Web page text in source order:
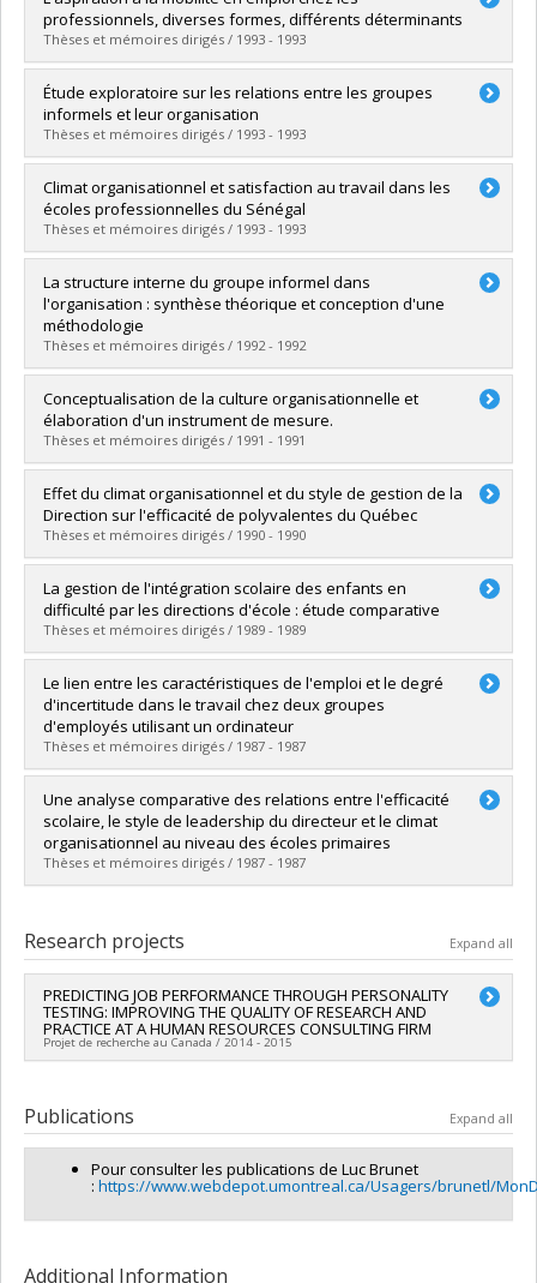
Cycle :Doctoral
Grade :Ph. D.
Lien vers le document dans Papyrus
professionnels, diverses formes, différents déterminants
Thèses et mémoires dirigés / 1993 - 1993
Graduate :Durand, Claire
Cycle :Doctoral
Grade :Ph. D.
Lien vers le document dans Papyrus
Étude exploratoire sur les relations entre les groupes
informels et leur organisation
Thèses et mémoires dirigés / 1993 - 1993
Graduate :Spenard, Andrée
Cycle : Master's
Grade :M. Ps.
Lien vers le document dans Papyrus
Climat organisationnel et satisfaction au travail dans les
écoles professionnelles du Sénégal
Thèses et mémoires dirigés / 1993 - 1993
Graduate : Ndecki, Prosper A.
Cycle :Doctoral
Grade :Ph. D.
Lien vers le document dans Papyrus
La structure interne du groupe informel dans
l'organisation : synthèse théorique et conception d'une
méthodologie
Thèses et mémoires dirigés / 1992 - 1992
Graduate :Laroche, Roger
Cycle :Master's
Grade :M. Ps.
Lien vers le document dans Papyrus
Conceptualisation de la culture organisationnelle et
élaboration d'un instrument de mesure.
Thèses et mémoires dirigés / 1991 - 1991
Graduate :Chagnon, Yves
Cycle :Doctoral
Grade :Ph. D.
Lien vers le document dans Papyrus
Effet du climat organisationnel et du style de gestion de la
Direction sur l'efficacité de polyvalentes du Québec
Thèses et mémoires dirigés / 1990 - 1990
Graduate :Corriveau, Lise
Cycle :Doctoral
Grade :Ph. D.
Lien vers le document dans Papyrus
La gestion de l'intégration scolaire des enfants en
difficulté par les directions d'école : étude comparative
Thèses et mémoires dirigés / 1989 - 1989
Graduate :Parent, Ghyslain
Cycle :Doctoral
Grade :Ph. D.
Lien vers le document dans Papyrus
Le lien entre les caractéristiques de l'emploi et le degré
d'incertitude dans le travail chez deux groupes
d'employés utilisant un ordinateur
Thèses et mémoires dirigés / 1987 - 1987
Graduate :Bérard, Jocelyn
Cycle :Master's
Grade :M. Sc.
Lien vers le document dans Papyrus
Une analyse comparative des relations entre l'efficacité
scolaire, le style de leadership du directeur et le climat
organisationnel au niveau des écoles primaires
Thèses et mémoires dirigés / 1987 - 1987
Cycle :Doctoral
Grade :Ph. D.
Lien vers le document dans Papyrus
Research projects Expand all
PREDICTING JOB PERFORMANCE THROUGH PERSONALITY
TESTING: IMPROVING THE QUALITY OF RESEARCH AND
PRACTICE AT A HUMAN RESOURCES CONSULTING FIRM
Projet de recherche au Canada / 2014 - 2015
Funding sources:
Innovation, Sciences et Développement
économique Canada , FRQNT/Fonds de recherche du Québec
- Nature et technologies (FQRNT)
Grant programs:, PVXXXXXX-Stage Accélération Quebec FRQ-
NT et MITACS
Publications Expand all
Pour consulter les publications de Luc Brunet
: https://www.webdepot.umontreal.ca/Usagers/brunetl/
Additional Information